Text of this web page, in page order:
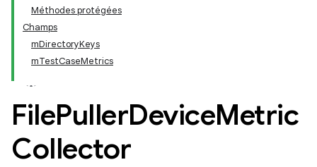
Méthodes protégées
Champs
mDirectoryKeys
mTestCaseMetrics
FilePullerDeviceMetric
Collector